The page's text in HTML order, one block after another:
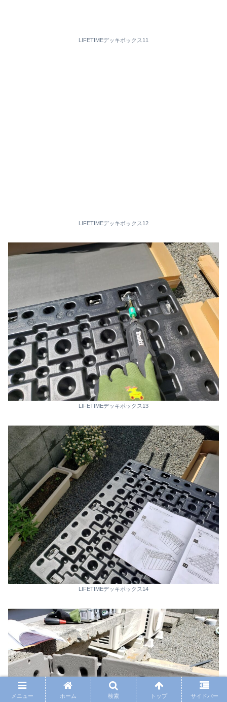
LIFETIMEデッキボックス11
LIFETIMEデッキボックス12
LIFETIMEデッキボックス13
LIFETIMEデッキボックス14
メニュー ホーム 検索 トップ サイドバー